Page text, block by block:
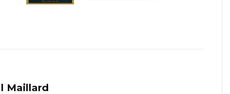
Maillard